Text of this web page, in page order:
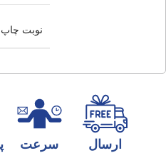
نوبت چاپ
ارسال
سرعت